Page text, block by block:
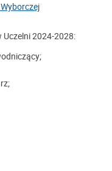
Uczelni 2024-2028: